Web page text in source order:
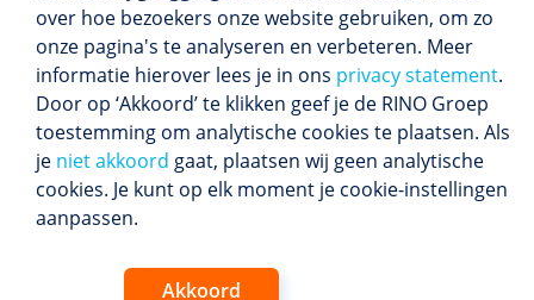
over hoe bezoekers onze website gebruiken, om zo
onze pagina's te analyseren en verbeteren. Meer
informatie hierover lees je in ons privacy statement.
Door op ‘Akkoord’ te klikken geef je de RINO Groep
toestemming om analytische cookies te plaatsen. Als
je niet akkoord gaat, plaatsen wij geen analytische
cookies. Je kunt op elk moment je cookie-instellingen
aanpassen.
Akkoord
Volg ons
Blijf op de hoogte van het (nieuwe) scholings­
aanbod en ons laatste nieuws.